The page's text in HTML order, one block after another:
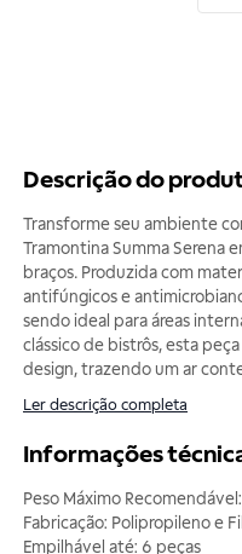
Descrição do
Transforme seu ambiente
Tramontina Summa Serena
braços. Produzida com
antifúngicos e
sendo ideal para áreas
clássico de bistrôs, esta
design, trazendo um ar
Ler descrição completa
Informações
Peso Máximo
Fabricação: Polipropileno e